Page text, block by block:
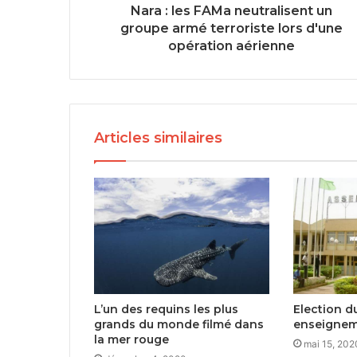
Nara : les FAMa neutralisent un
groupe armé terroriste lors d'une
opération aérienne
Articles similaires
L’un des requins les plus
grands du monde filmé dans
la mer rouge
Election
mai 15,